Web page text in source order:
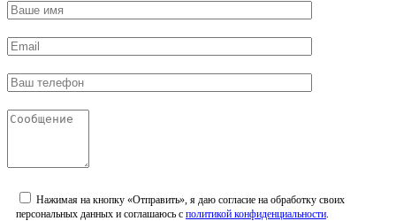
Нажимая на кнопку «Отправить», я даю согласие на обработку своих
персональных данных и соглашаюсь с политикой конфиденциальности